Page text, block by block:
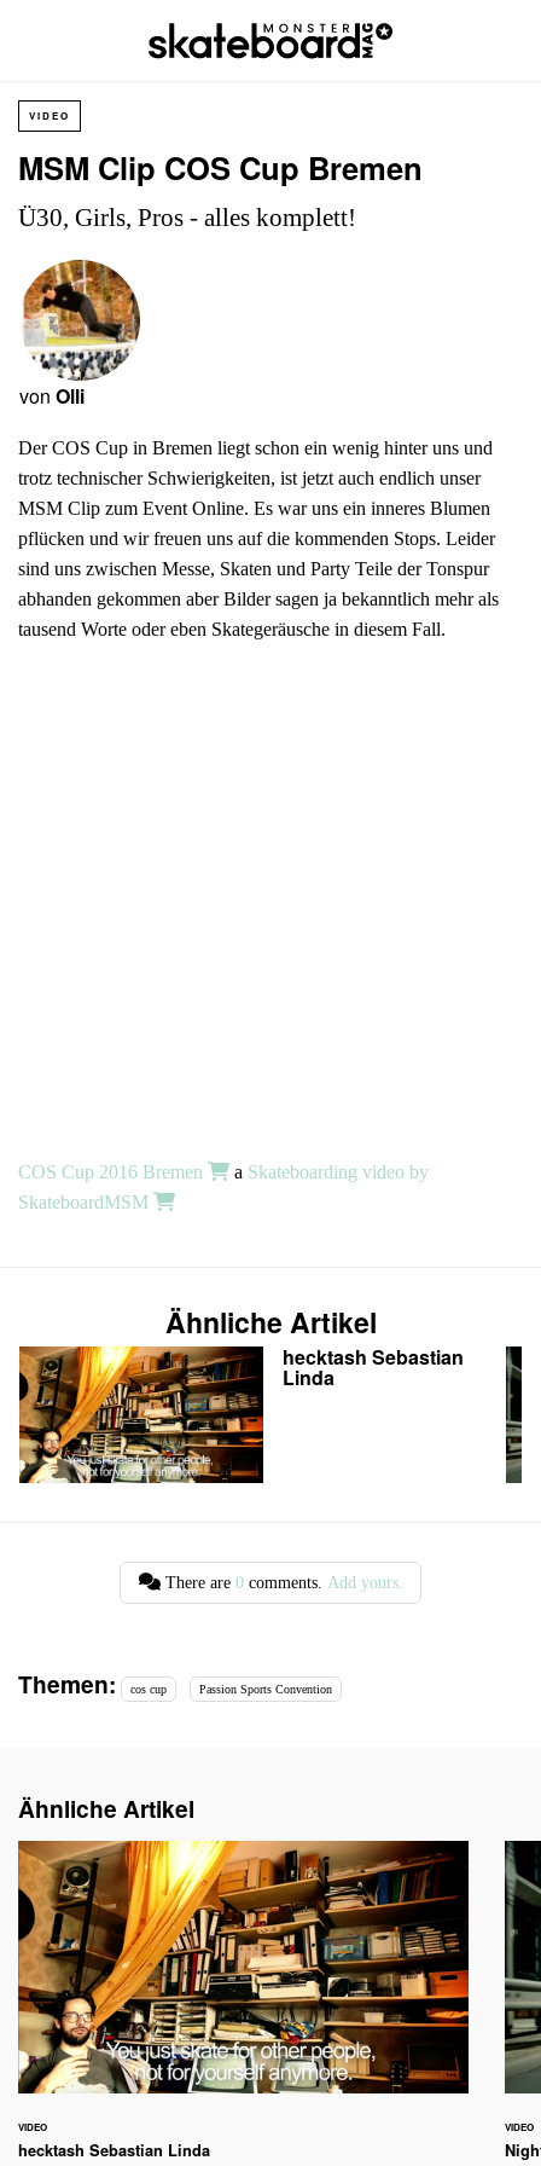
VIDEO
MSM Clip COS Cup Bremen
Ü30, Girls, Pros - alles komplett!
von Olli
Der COS Cup in Bremen liegt schon ein wenig hinter uns und
trotz technischer Schwierigkeiten, ist jetzt auch endlich unser
MSM Clip zum Event Online. Es war uns ein inneres Blumen
pflücken und wir freuen uns auf die kommenden Stops. Leider
sind uns zwischen Messe, Skaten und Party Teile der Tonspur
abhanden gekommen aber Bilder sagen ja bekanntlich mehr als
tausend Worte oder eben Skategeräusche in diesem Fall.
COS Cup 2016 Bremen a Skateboarding video by
SkateboardMSM
Ähnliche Artikel
hecktash Sebastian
Linda
There are 0comments. Add yours.
Themen: cos cup Passion Sports Convention
Ähnliche Artikel
VIDEO
hecktash Sebastian Linda
VIDEO